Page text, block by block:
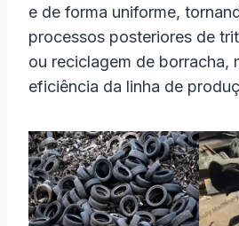
e de forma uniforme,
processos posteriores de
ou reciclagem de borracha,
eficiência da linha de